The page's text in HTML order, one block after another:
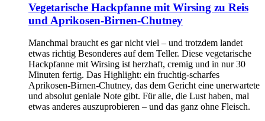
Vegetarische Hackpfanne mit Wirsing zu Reis
und Aprikosen-Birnen-Chutney
Manchmal braucht es gar nicht viel – und trotzdem landet
etwas richtig Besonderes auf dem Teller. Diese vegetarische
Hackpfanne mit Wirsing ist herzhaft, cremig und in nur 30
Minuten fertig. Das Highlight: ein fruchtig-scharfes
Aprikosen-Birnen-Chutney, das dem Gericht eine unerwartete
und absolut geniale Note gibt. Für alle, die Lust haben, mal
etwas anderes auszuprobieren – und das ganz ohne Fleisch.